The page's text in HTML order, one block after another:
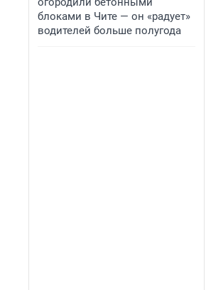
блоками в Чите — он «радует»
водителей больше полугода